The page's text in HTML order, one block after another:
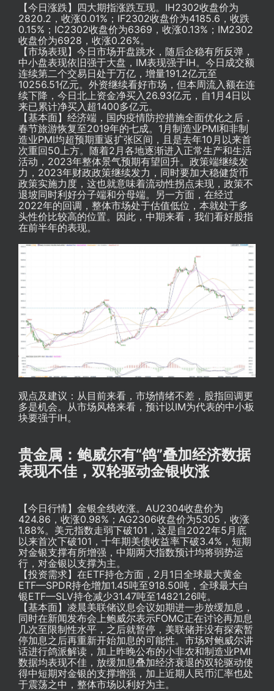
【今日涨跌】四大期指涨跌互现。IH2302收盘价为
2820.2，收涨0.01%；IF2302收盘价为4185.6，收跌
0.15%；IC2302收盘价为6369，收涨0.13%；IM2302
收盘价为6928，收涨0.26%。
【市场表现】今日市场开盘跳水，随后企稳有所反弹，
中小盘表现依旧强于大盘，IM表现强于IH。今日成交额
连续第二个交易日处于万亿，增量191.2亿元至
10256.51亿元。外资继续看好市场，但本周流入额在连
续下降，今日北上资金净买入26.93亿元，自1月4日以
来已累计净买入超1400多亿元。
【基本面】经济端，国内疫情防控措施全面优化之后，
春节旅游恢复至2019年的七成。1月制造业PMI和非制
造业PMI均超预期重返扩张区间，且是去年10月以来首
次重回50上方。随着2月各地逐渐进入正常生产和生活
活动，2023年整体景气预期有望回升。政策端继续发
力，2023年财政政策继续发力，同时要加大稳健货币
政策实施力度，这也就意味着流动性拐点未现，政策不
退坡同时利好分子端和分母端。另一方面，在经过
2022年的回调，整体市场处于估值低位，本就处于多
头性价比较高的位置。因此，中期来看，我们看好股指
在前半年的表现。
观点及建议：从目前来看，市场情绪不差，股指回调更
多是机会。从市场风格来看，预计以IM为代表的中小板
块要强于IH。
贵金属：鲍威尔有“鸽”叠加经济数据
表现不佳，双轮驱动金银收涨
【今日行情】金银全线收涨。AU2304收盘价为
424.86，收涨0.98%；AG2306收盘价为5305，收涨
1.88%。 美元指数走弱下破101，这是自2022年5月底
以来首次下破101，十年期美债收益率下破3.4%，短期
对金银支撑有所增强，中期两大指数预计均将弱势运
行，对金银以支撑为主。
【投资需求】在ETF持仓方面，2月1日全球最大黄金
ETF—SPDR持仓增加1.45吨至918.50吨，全球最大白
银ETF—SLV持仓减少31.47吨至14821.26吨。
【基本面】凌晨美联储议息会议如期进一步放缓加息，
同时在新闻发布会上鲍威尔表示FOMC正在讨论再加息
几次至限制性水平，之后就暂停，美联储并没有探索暂
停加息之后再重新开始加息的可能性。市场对鲍威尔讲
话进行鸽派解读，加上昨晚公布的小非农和制造业PMI
数据均表现不佳，放缓加息叠加经济衰退的双轮驱动使
得中短期对金银的支撑增强，加上近期人民币汇率也处
于震荡之中，整体市场以利好为主。